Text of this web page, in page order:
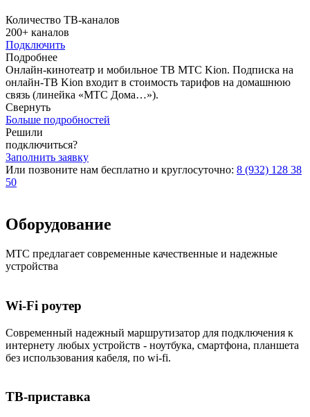
Количество ТВ-каналов
200+ каналов
Подключить
Подробнее
Онлайн-кинотеатр и мобильное ТВ МТС Kion. Подписка на
онлайн-ТВ Kion входит в стоимость тарифов на домашнюю
связь (линейка «МТС Дома…»).
Свернуть
Больше подробностей
Решили
подключиться?
Заполнить заявку
Или позвоните нам бесплатно и круглосуточно: 8 (932) 128 38
50
Оборудование
МТС предлагает современные качественные и надежные
устройства
Wi-Fi роутер
Современный надежный маршрутизатор для подключения к
интернету любых устройств - ноутбука, смартфона, планшета
без использования кабеля, по wi-fi.
ТВ-приставка